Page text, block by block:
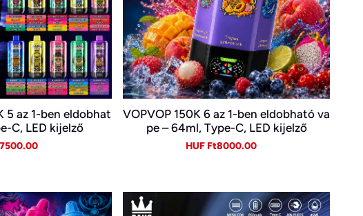
5 az 1-ben eldobhat
C, LED kijelző
VOPVOP 150K 6 az 1-ben eldobható va
pe – 64ml, Type-C, LED kijelző
Sale
HUF Ft8000.00